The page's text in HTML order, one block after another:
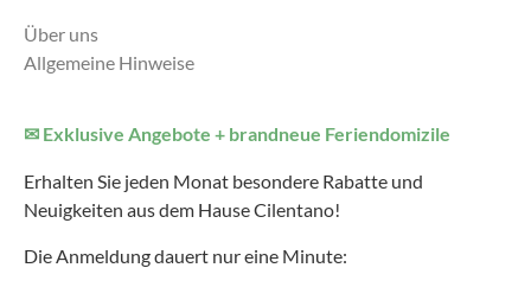
Über uns
Allgemeine Hinweise
✉ Exklusive Angebote + brandneue Feriendomizile
Erhalten Sie jeden Monat besondere Rabatte und
Neuigkeiten aus dem Hause Cilentano!
Die Anmeldung dauert nur eine Minute: